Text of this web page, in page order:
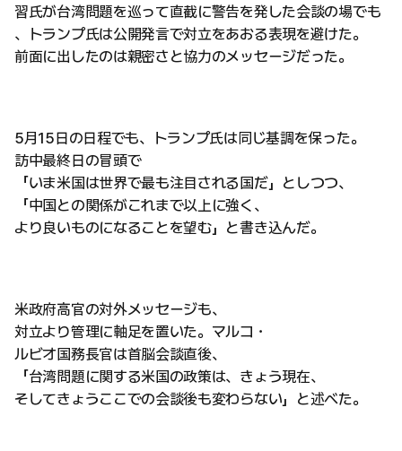
習氏が台湾問題を巡って直截に警告を発した会談の場でも
、トランプ氏は公開発言で対立をあおる表現を避けた。
前面に出したのは親密さと協力のメッセージだった。
5月15日の日程でも、トランプ氏は同じ基調を保った。
訪中最終日の冒頭で
「いま米国は世界で最も注目される国だ」としつつ、
「中国との関係がこれまで以上に強く、
より良いものになることを望む」と書き込んだ。
米政府高官の対外メッセージも、
対立より管理に軸足を置いた。マルコ・
ルビオ国務長官は首脳会談直後、
「台湾問題に関する米国の政策は、きょう現在、
そしてきょうここでの会談後も変わらない」と述べた。